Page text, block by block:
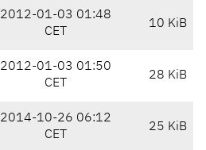
2012-01-03 01:48
CET
10 KiB
2012-01-03 01:50
CET
28 KiB
2014-10-26 06:12
CET
25 KiB